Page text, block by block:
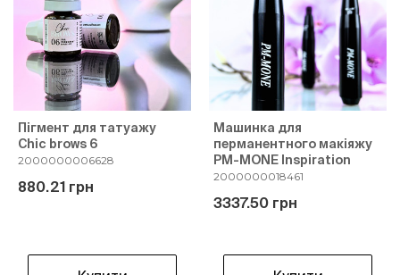
Пігмент для татуажу
Chic brows 6
2000000006628
880.21 грн
Машинка для
перманентного макіяжу
PM-MONE Inspiration
2000000018461
3337.50 грн